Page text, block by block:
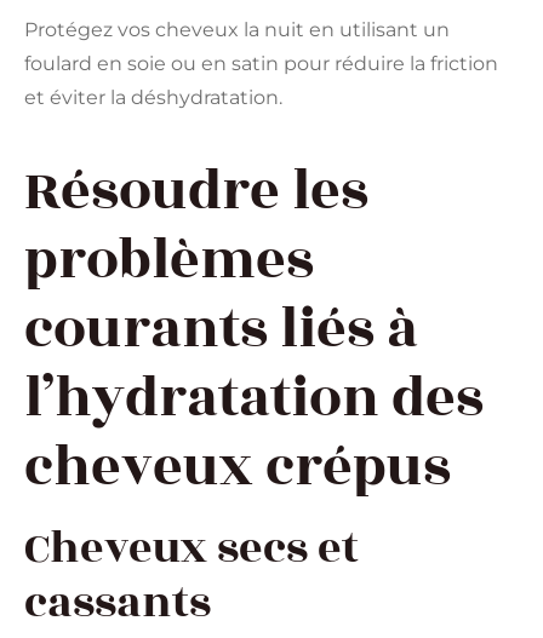
Protégez vos cheveux la nuit en utilisant un
foulard en soie ou en satin pour réduire la friction
et éviter la déshydratation.
Résoudre les
problèmes
courants liés à
l’hydratation des
cheveux crépus
Cheveux secs et
cassants